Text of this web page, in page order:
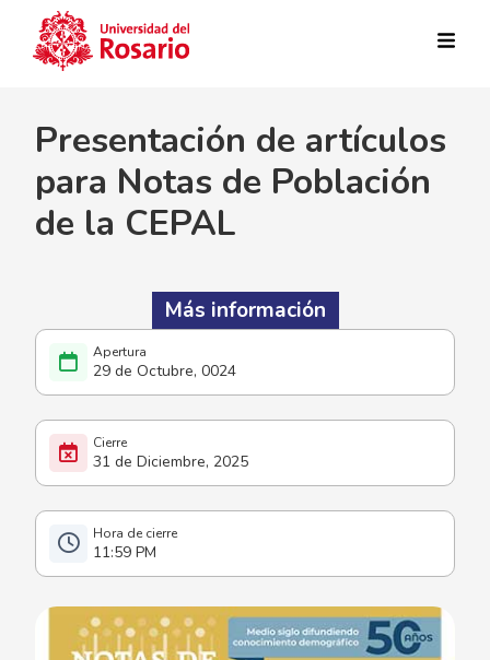
29 de Octubre, 0024
31 de Diciembre, 2025
11:59 PM
Presentación de artículos
para Notas de Población
de la CEPAL
Más información